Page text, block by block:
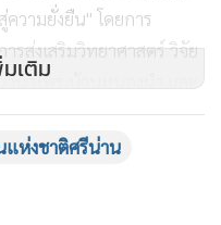
วามยั่งยืน" โดยการ
ส่งเสริมวิทยาศาสตร์ วิจัย
นาไพร บ้านหนองผำ และ
ยาน เมื่อปีที่ผ่านมา
ครงการ เปิดเผยว่า
ระบวนการ พัฒนาต้นแบบ
เติม
แห่งชาติศรีน่าน